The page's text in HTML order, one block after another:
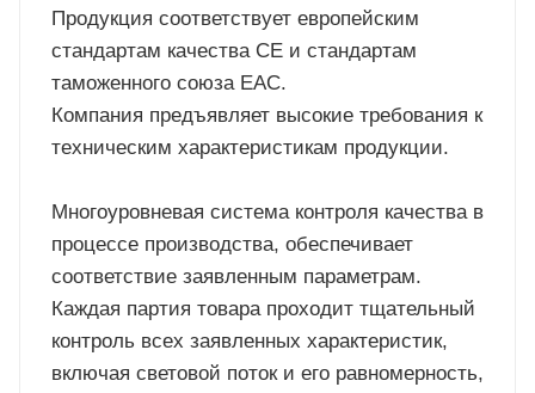
Продукция соответствует европейским
стандартам качества CE и стандартам
таможенного союза EAC.
Компания предъявляет высокие требования к
техническим характеристикам продукции.
Многоуровневая система контроля качества в
процессе производства, обеспечивает
соответствие заявленным параметрам.
Каждая партия товара проходит тщательный
контроль всех заявленных характеристик,
включая световой поток и его равномерность,